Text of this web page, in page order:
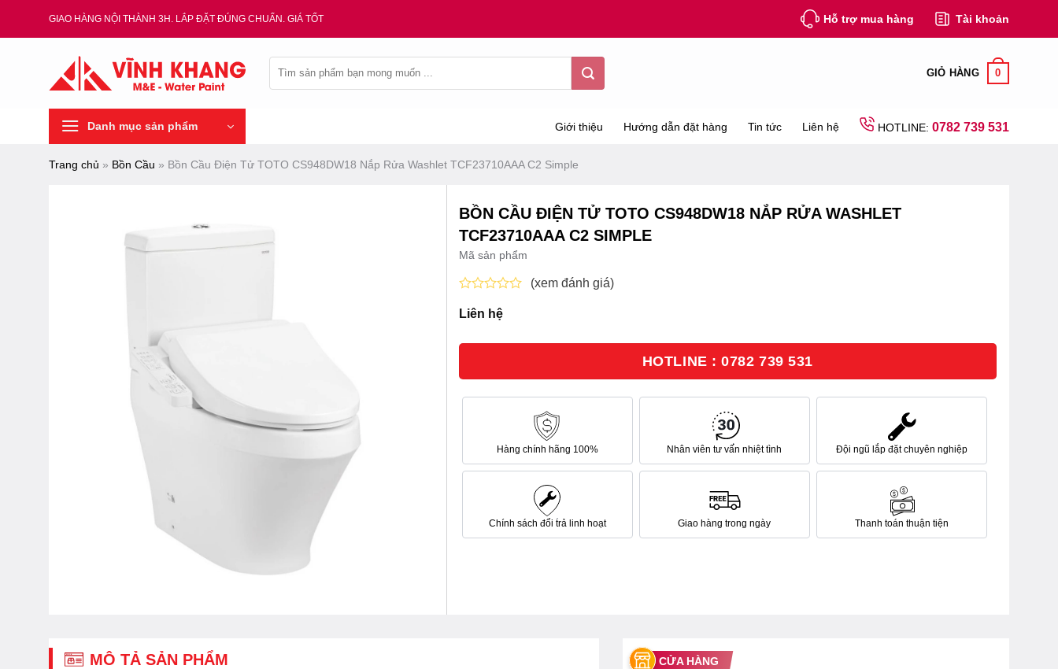
GIAO HÀNG NỘI THÀNH 3H. LẮP ĐẶT ĐÚNG CHUẨN. GIÁ TỐT Hỗ trợ mua hàng Tài khoản
kiếm:
GIỎ HÀNG 0
Danh mục sản phẩm Giới thiệu Hướng dẫn đặt hàng Tin tức Liên hệ HOTLINE: 0782 739 531
Trang chủ » Bồn Cầu » Bồn Cầu Điện Tử TOTO CS948DW18 Nắp Rửa Washlet TCF23710AAA C2 Simple
BỒN CẦU ĐIỆN TỬ TOTO CS948DW18 NẮP RỬA WASHLET
TCF23710AAA C2 SIMPLE
Mã sản phẩm
xếp
(xem đánh giá)
Liên hệ
HOTLINE : 0782 739 531
Hàng chính hãng 100% Nhân viên tư vấn nhiệt tình Đội ngũ lắp đặt chuyên nghiệp
Chính sách đổi trả linh hoạt Giao hàng trong ngày Thanh toán thuận tiện
MÔ TẢ SẢN PHẨM CỬA HÀNG